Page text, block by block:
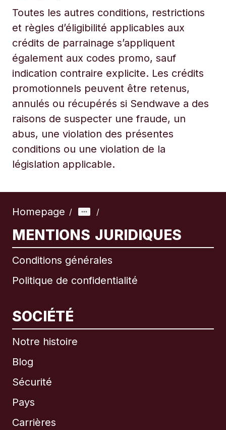
Toutes les autres conditions, restrictions
et règles d’éligibilité applicables aux
crédits de parrainage s’appliquent
également aux codes promo, sauf
indication contraire explicite. Les crédits
promotionnels peuvent être retenus,
annulés ou récupérés si Sendwave a des
raisons de suspecter une fraude, un
abus, une violation des présentes
conditions ou une violation de la
législation applicable.
Homepage / /
MENTIONS JURIDIQUES
Conditions générales
Politique de confidentialité
SOCIÉTÉ
Notre histoire
Blog
Sécurité
Pays
Carrières